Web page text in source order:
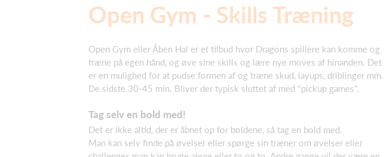
Open Gym - Skills Træning
Open Gym eller Åben Hal er et tilbud hvor Dragons spillere kan komme og
træne på egen hånd, og øve sine skills og lære nye moves af hinanden. Det
er en mulighed for at pudse formen af og træne skud, layups, driblinger mm.
De sidste 30-45 min. Bliver der typisk sluttet af med "pickup games".
Tag selv en bold med!
Det er ikke altid, der er åbnet op for boldene, så tag en bold med.
Man kan selv finde på øvelser eller spørge sin træner om øvelser eller